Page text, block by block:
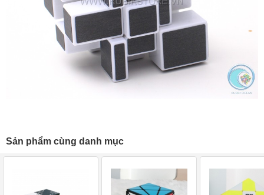
Sản phẩm cùng danh mục